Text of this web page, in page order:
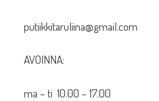
putiikkitaruliina@gmail.com
AVOINNA:
ma – ti 10.00 – 17.00